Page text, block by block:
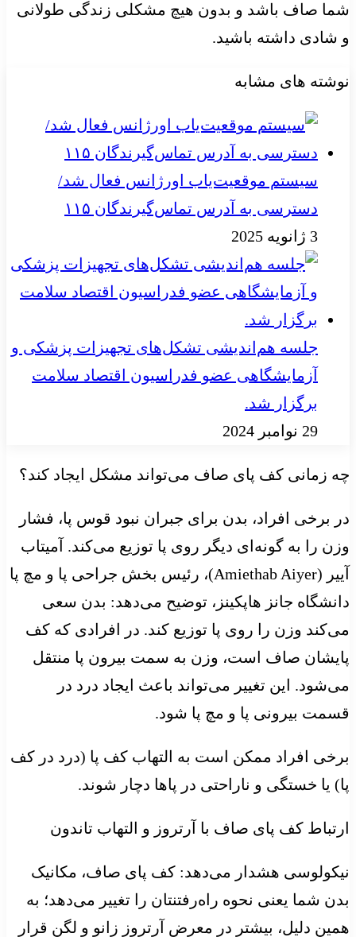
شما صاف باشد و بدون هیچ مشکلی زندگی طولانی
و شادی داشته باشید.
نوشته های مشابه
سیستم موقعیت‌یاب اورژانس فعال شد/
دسترسی به آدرس تماس‌گیرندگان ۱۱۵
3 ژانویه 2025
جلسه هم‌اندیشی تشکل‌های تجهیزات پزشکی و
آزمایشگاهی عضو فدراسیون اقتصاد سلامت
برگزار شد.
29 نوامبر 2024
چه زمانی کف پای صاف می‌تواند مشکل ایجاد کند؟
در برخی افراد، بدن برای جبران نبود قوس پا، فشار
وزن را به گونه‌ای دیگر روی پا توزیع می‌کند. آمیتاب
آییر (Amiethab Aiyer)، رئیس بخش جراحی پا و مچ پا
دانشگاه جانز هاپکینز، توضیح می‌دهد: بدن سعی
می‌کند وزن را روی پا توزیع کند. در افرادی که کف
پایشان صاف است، وزن به سمت بیرون پا منتقل
می‌شود. این تغییر می‌تواند باعث ایجاد درد در
قسمت بیرونی پا و مچ پا شود.
برخی افراد ممکن است به التهاب کف پا (درد در کف
پا) یا خستگی و ناراحتی در پاها دچار شوند.
ارتباط کف پای صاف با آرتروز و التهاب تاندون
نیکولوسی هشدار می‌دهد: کف پای صاف، مکانیک
بدن شما یعنی نحوه راه‌رفتنتان را تغییر می‌دهد؛ به
همین دلیل، بیشتر در معرض آرتروز زانو و لگن قرار